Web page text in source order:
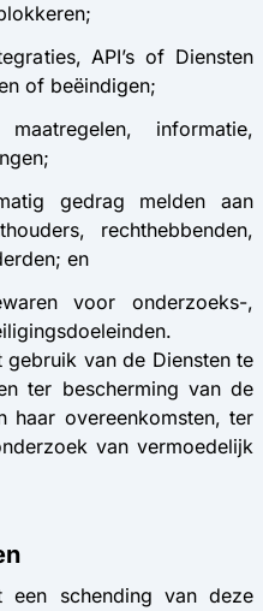
API’s of Diensten
of beëindigen;
informatie,
gedrag melden aan
rechthebbenden,
en
voor onderzoeks-,
gebruik van de Diensten te
ter bescherming van de
haar overeenkomsten, ter
van vermoedelijk
schending van deze